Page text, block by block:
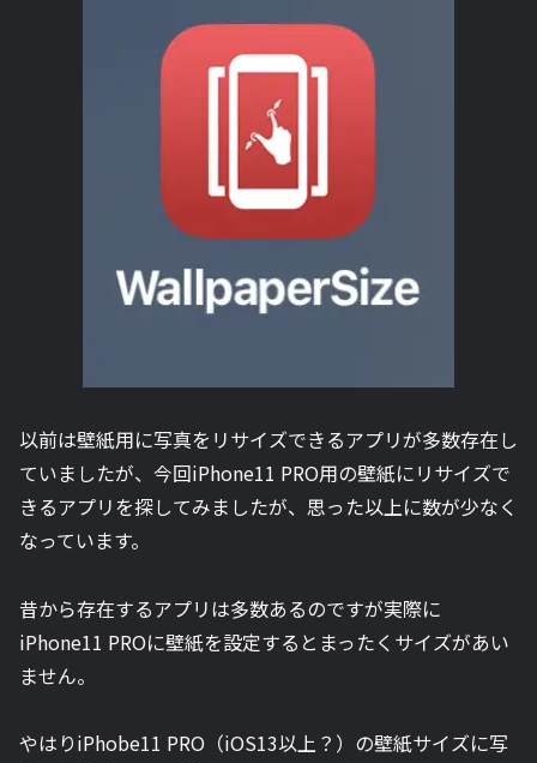
以前は壁紙用に写真をリサイズできるアプリが多数存在し
ていましたが、今回iPhone11 PRO用の壁紙にリサイズで
きるアプリを探してみましたが、思った以上に数が少なく
なっています。
昔から存在するアプリは多数あるのですが実際に
iPhone11 PROに壁紙を設定するとまったくサイズがあい
ません。
やはりiPhobe11 PRO（iOS13以上？）の壁紙サイズに写